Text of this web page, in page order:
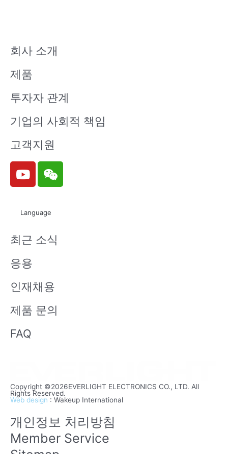
회사 소개
제품
투자자 관계
기업의 사회적 책임
고객지원
Y
o
u
e
W
e
i
n
Language
최근 소식
응용
인재채용
제품 문의
FAQ
Copyright ©2026EVERLIGHT ELECTRONICS CO., LTD. All
Rights Reserved.
Web design : Wakeup International
개인정보 처리방침
Member Service